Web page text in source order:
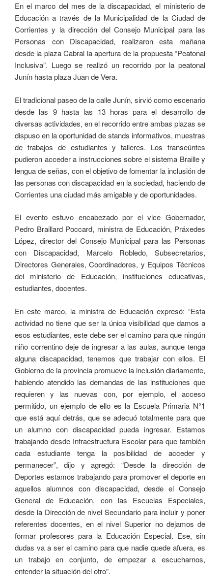
En el marco del mes de la discapacidad, el ministerio de
Educación a través de la Municipalidad de la Ciudad de
Corrientes y la dirección del Consejo Municipal para las
Personas con Discapacidad, realizaron esta mañana
desde la plaza Cabral la apertura de la propuesta “Peatonal
Inclusiva”. Luego se realizó un recorrido por la peatonal
Junín hasta plaza Juan de Vera.
El tradicional paseo de la calle Junín, sirvió como escenario
desde las 9 hasta las 13 horas para el desarrollo de
diversas actividades, en el recorrido entre ambas plazas se
dispuso en la oportunidad de stands informativos, muestras
de trabajos de estudiantes y talleres. Los transeúntes
pudieron acceder a instrucciones sobre el sistema Braille y
lengua de señas, con el objetivo de fomentar la inclusión de
las personas con discapacidad en la sociedad, haciendo de
Corrientes una ciudad más amigable y de oportunidades.
El evento estuvo encabezado por el vice Gobernador,
Pedro Braillard Poccard, ministra de Educación, Práxedes
López, director del Consejo Municipal para las Personas
con Discapacidad, Marcelo Robledo, Subsecretarios,
Directores Generales, Coordinadores, y Equipos Técnicos
del ministerio de Educación, instituciones educativas,
estudiantes, docentes.
En este marco, la ministra de Educación expresó: “Esta
actividad no tiene que ser la única visibilidad que damos a
esos estudiantes, este debe ser el camino para que ningún
niño correntino deje de ingresar a las aulas, aunque tenga
alguna discapacidad, tenemos que trabajar con ellos. El
Gobierno de la provincia promueve la inclusión diariamente,
habiendo atendido las demandas de las instituciones que
requieren y las nuevas con, por ejemplo, el acceso
permitido, un ejemplo de ello es la Escuela Primaria N°1
que está aquí detrás, que se adecuó totalmente para que
un alumno con discapacidad pueda ingresar. Estamos
trabajando desde Infraestructura Escolar para que también
cada estudiante tenga la posibilidad de acceder y
permanecer”, dijo y agregó: “Desde la dirección de
Deportes estamos trabajando para promover el deporte en
aquellos alumnos con discapacidad, desde el Consejo
General de Educación, con las Escuelas Especiales,
desde la Dirección de nivel Secundario para incluir y poner
referentes docentes, en el nivel Superior no dejamos de
formar profesores para la Educación Especial. Ese, sin
dudas va a ser el camino para que nadie quede afuera, es
un trabajo en conjunto, de empezar a escucharnos,
entender la situación del otro”.